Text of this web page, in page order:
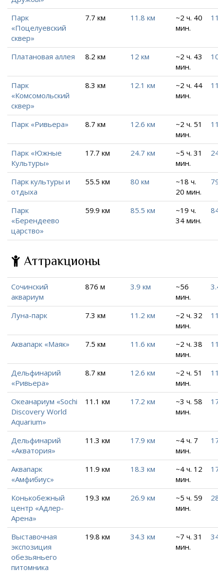
Парк
«Поцелуевский
сквер»
7.7 км 11.8 км
~2 ч. 40
мин.
Платановая аллея 8.2 км 12 км
~2 ч. 43
мин.
Парк
«Комсомольский
сквер»
8.3 км 12.1 км
~2 ч. 44
мин.
Парк «Ривьера» 8.7 км 12.6 км
~2 ч. 51
мин.
Парк «Южные
Культуры»
17.7 км 24.7 км
~5 ч. 31
мин.
Парк культуры и
отдыха
55.5 км 80 км
~18 ч.
20 мин.
Парк
«Берендеево
царство»
59.9 км 85.5 км
~19 ч.
34 мин.
Аттракционы
Сочинский
аквариум
876 м 3.9 км
~56
мин.
Луна-парк 7.3 км 11.2 км
~2 ч. 32
мин.
Аквапарк «Маяк» 7.5 км 11.6 км
~2 ч. 38
мин.
Дельфинарий
«Ривьера»
8.7 км 12.6 км
~2 ч. 51
мин.
Океанариум «Sochi
Discovery World
Aquarium»
11.1 км 17.2 км
~3 ч. 58
мин.
Дельфинарий
«Акватория»
11.3 км 17.9 км
~4 ч. 7
мин.
Аквапарк
«Амфибиус»
11.9 км 18.3 км
~4 ч. 12
мин.
Конькобежный
центр «Адлер-
Арена»
19.3 км 26.9 км
~5 ч. 59
мин.
Выставочная
экспозиция
обезьяньего
питомника
19.8 км 34.3 км
~7 ч. 31
мин.